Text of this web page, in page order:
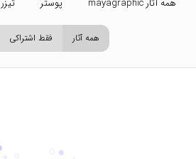
همه آثار mayagraphic پوستر تیزر
همه آثار فقط اشتراکی